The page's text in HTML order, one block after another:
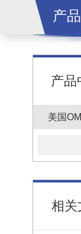
产
产品
美国
相关